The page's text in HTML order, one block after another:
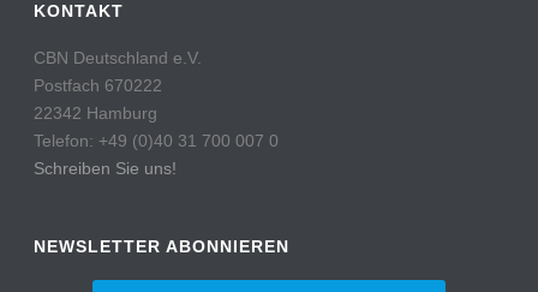
KONTAKT
CBN Deutschland e.V.
Postfach 670222
22342 Hamburg
Telefon: +49 (0)40 31 700 007 0
Schreiben Sie uns!
NEWSLETTER ABONNIEREN